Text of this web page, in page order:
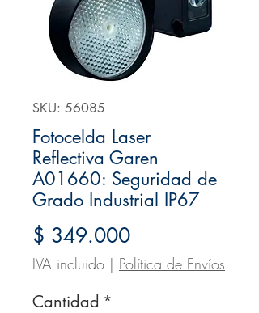
SKU: 56085
Fotocelda Laser
Reflectiva Garen
A01660: Seguridad de
Grado Industrial IP67
$ 349.000Precio
IVA incluido | Política de Envíos
Cantidad *